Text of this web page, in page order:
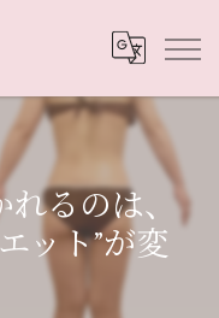
れるのは、
ット”が変